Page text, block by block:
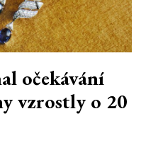
očekávání
vzrostly o 20